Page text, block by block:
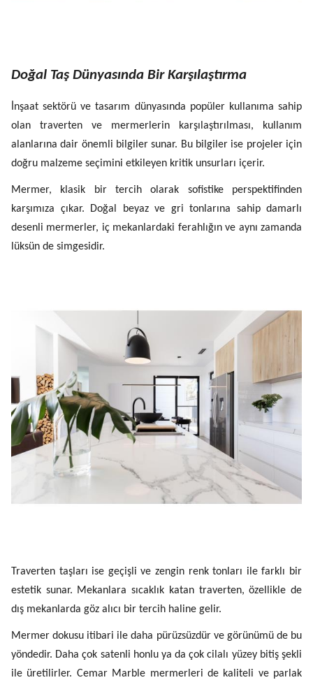
Doğal Taş Dünyasında Bir Karşılaştırma
İnşaat sektörü ve tasarım dünyasında popüler kullanıma sahip
olan traverten ve mermerlerin karşılaştırılması, kullanım
alanlarına dair önemli bilgiler sunar. Bu bilgiler ise projeler için
doğru malzeme seçimini etkileyen kritik unsurları içerir.
Mermer, klasik bir tercih olarak sofistike perspektifinden
karşımıza çıkar. Doğal beyaz ve gri tonlarına sahip damarlı
desenli mermerler, iç mekanlardaki ferahlığın ve aynı zamanda
lüksün de simgesidir.
Traverten taşları ise geçişli ve zengin renk tonları ile farklı bir
estetik sunar. Mekanlara sıcaklık katan traverten, özellikle de
dış mekanlarda göz alıcı bir tercih haline gelir.
Mermer dokusu itibari ile daha pürüzsüzdür ve görünümü de bu
yöndedir. Daha çok satenli honlu ya da çok cilalı yüzey bitiş şekli
ile üretilirler. Cemar Marble mermerleri de kaliteli ve parlak